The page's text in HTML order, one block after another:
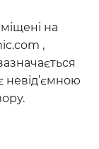
на
,
невід’ємною